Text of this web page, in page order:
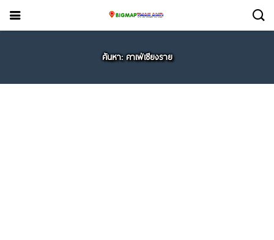
ค้นหา: คาเฟ่เชียงราย